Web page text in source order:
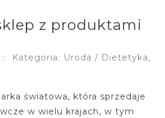
z produktami
::
Kategoria: Uroda / Dietetyka,
światowa, która sprzedaje
w wielu krajach, w tym